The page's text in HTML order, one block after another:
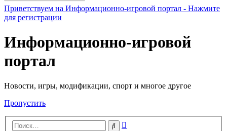
Приветствуем на Информационно-игровой портал - Нажмите
для регистрации
Информационно-игровой
портал
Новости, игры, модификации, спорт и многое другое
Пропустить
Поиск